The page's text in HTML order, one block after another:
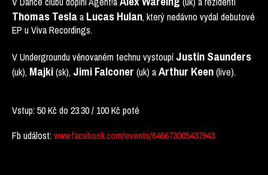
Thomas Teslaa Lucas Hulan, který nedávno vydal debutové
EP u Viva Recordings.
V Undergroundu věnovaném technu vystoupí Justin Saunders
(uk), Majki(sk), Jimi Falconer (uk) aArthur Keen(live).
Vstup: 50 Kč do 23.30 / 100 Kč poté
Fb událost:www.facebook.com/events/646673005437943